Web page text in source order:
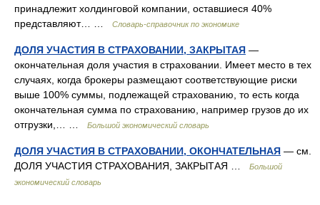
принадлежит холдинговой компании, оставшиеся 40%
представляют… …
Словарь-справочник по экономике
ДОЛЯ УЧАСТИЯ В СТРАХОВАНИИ, ЗАКРЫТАЯ —
окончательная доля участия в страховании. Имеет место в тех
случаях, когда брокеры размещают соответствующие риски
выше 100% суммы, подлежащей страхованию, то есть когда
окончательная сумма по страхованию, например грузов до их
отгрузки,… …
Большой экономический словарь
ДОЛЯ УЧАСТИЯ В СТРАХОВАНИИ, ОКОНЧАТЕЛЬНАЯ — см.
ДОЛЯ УЧАСТИЯ СТРАХОВАНИЯ, ЗАКРЫТАЯ …
Большой
экономический словарь